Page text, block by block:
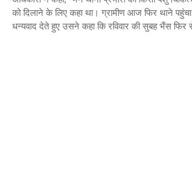
को दिलाने के लिए कहा था। ग्रामीण आज फिर थाने
धन्यवाद देते हुए उसने कहा कि रविवार की सुबह भैंस फिर